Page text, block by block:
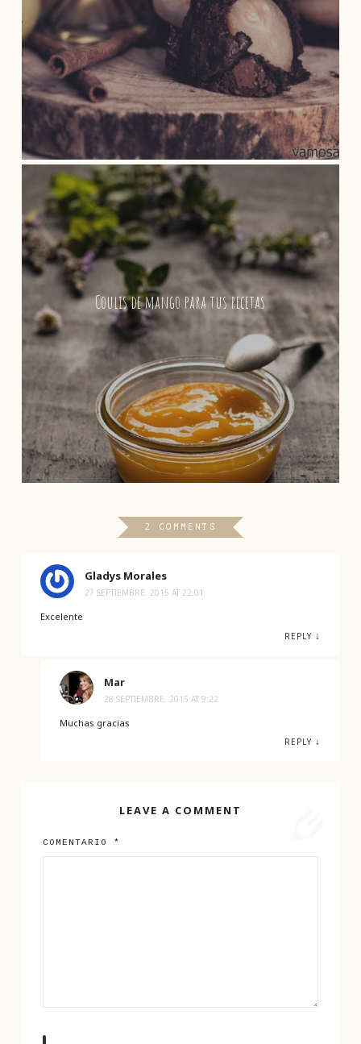
Coulis de mango para tus recetas
2 COMMENTS
Gladys Morales
27 SEPTIEMBRE, 2015 AT 22:01
Excelente
REPLY ↓
Mar
28 SEPTIEMBRE, 2015 AT 9:22
Muchas gracias
REPLY ↓
LEAVE A COMMENT
COMENTARIO *